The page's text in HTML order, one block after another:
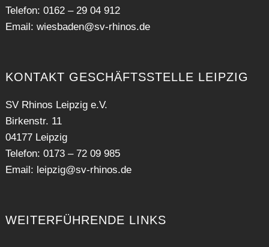
Telefon: 0162 – 29 04 912
Email: wiesbaden@sv-rhinos.de
KONTAKT GESCHÄFTSSTELLE LEIPZIG
SV Rhinos Leipzig e.V.
Birkenstr. 11
04177 Leipzig
Telefon: 0173 – 72 09 985
Email: leipzig@sv-rhinos.de
WEITERFÜHRENDE LINKS